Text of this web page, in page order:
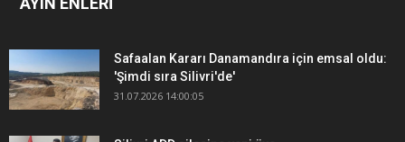
Safaalan Kararı Danamandıra için emsal oldu:
'Şimdi sıra Silivri'de'
31.07.2026 14:00:05